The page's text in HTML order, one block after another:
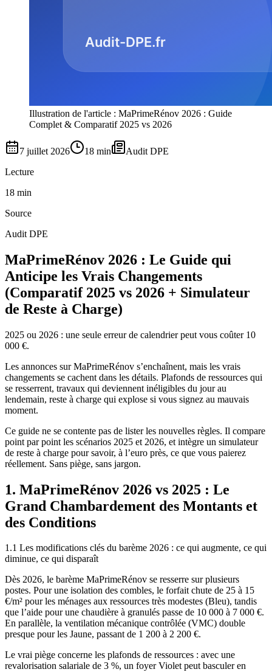
Illustration de l'article : MaPrimeRénov 2026 : Guide
Complet & Comparatif 2025 vs 2026
7 juillet 2026 18 min
Audit DPE
Lecture
18 min
Source
Audit DPE
MaPrimeRénov 2026 : Le Guide qui
Anticipe les Vrais Changements
(Comparatif 2025 vs 2026 + Simulateur
de Reste à Charge)
2025 ou 2026 : une seule erreur de calendrier peut vous coûter 10
000 €.
Les annonces sur MaPrimeRénov s’enchaînent, mais les vrais
changements se cachent dans les détails. Plafonds de ressources qui
se resserrent, travaux qui deviennent inéligibles du jour au
lendemain, reste à charge qui explose si vous signez au mauvais
moment.
Ce guide ne se contente pas de lister les nouvelles règles. Il compare
point par point les scénarios 2025 et 2026, et intègre un simulateur
de reste à charge pour savoir, à l’euro près, ce que vous paierez
réellement. Sans piège, sans jargon.
1. MaPrimeRénov 2026 vs 2025 : Le
Grand Chambardement des Montants et
des Conditions
1.1 Les modifications clés du barème 2026 : ce qui augmente, ce qui
diminue, ce qui disparaît
Dès 2026, le barème MaPrimeRénov se resserre sur plusieurs
postes. Pour une isolation des combles, le forfait chute de 25 à 15
€/m² pour les ménages aux ressources très modestes (Bleu), tandis
que l’aide pour une chaudière à granulés passe de 10 000 à 7 000 €.
En parallèle, la ventilation mécanique contrôlée (VMC) double
presque pour les Jaune, passant de 1 200 à 2 200 €.
Le vrai piège concerne les plafonds de ressources : avec une
revalorisation salariale de 3 %, un foyer Violet peut basculer en